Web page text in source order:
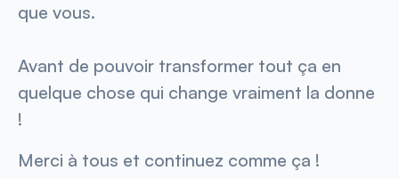
que vous.
Avant de pouvoir transformer tout ça en
quelque chose qui change vraiment la donne
!
Merci à tous et continuez comme ça !